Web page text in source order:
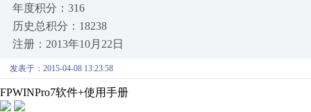
年度积分：316
历史总积分：18238
注册：2013年10月22日
发表于：2015-04-08 13:23:58
FPWINPro7软件+使用手册